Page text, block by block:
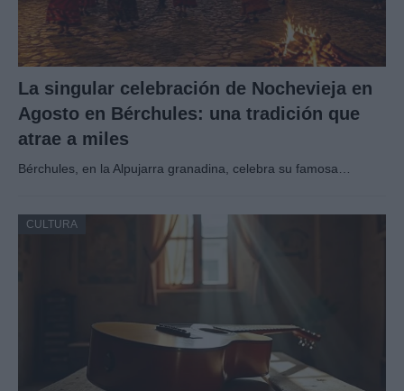
La singular celebración de Nochevieja en
Agosto en Bérchules: una tradición que
atrae a miles
Bérchules, en la Alpujarra granadina, celebra su famosa…
CULTURA